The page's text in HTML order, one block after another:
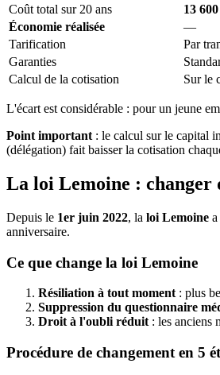
Coût total sur 20 ans
13
Économie réalisée
—
Tarification
Par
Garanties
Calcul de la cotisation
Sur le
L'écart est considérable : pour un jeune
Point important : le calcul sur le capital
(délégation) fait baisser la cotisation
La loi Lemoine : changer
Depuis le 1er juin 2022, la loi Lemoine
anniversaire.
Ce que change la loi Lemoine
Résiliation à tout moment: plus
Suppression du questionnaire
Droit à l'oubli réduit: les anciens
Procédure de changement en 5